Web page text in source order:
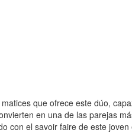
que ofrece este dúo,
en una de las parejas
el savoir faire de este